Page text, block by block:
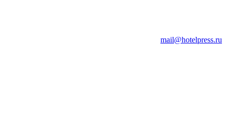
mail@hotelpress.ru